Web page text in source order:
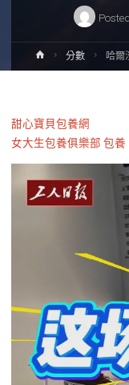
Home分數 哈爾
甜心寶貝包養網
女大生包養俱樂部 包養